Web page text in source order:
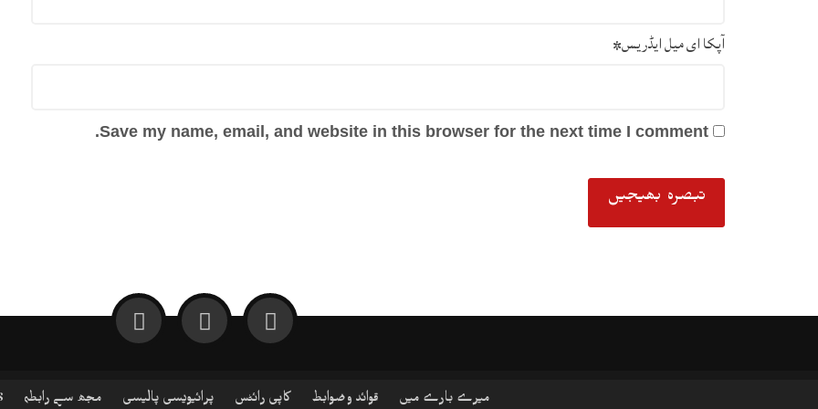
آپکا ای میل ایڈریس*
Save my name, email, and website in this browser for the next time I comment.
میرے بارے میں قوائد و ضوابط کاپی رائٹس پرائیویسی پالیسی مجھ سے رابطہ